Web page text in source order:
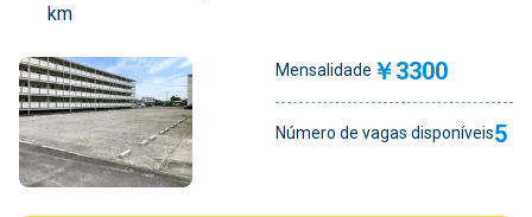
km
Mensalidade ￥3300
Número de vagas disponíveis5